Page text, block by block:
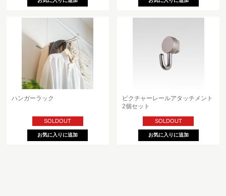
ハンガーラック
SOLDOUT
ピクチャーレールアタッチメント
2個セット
SOLDOUT